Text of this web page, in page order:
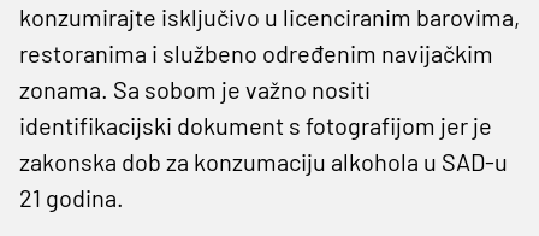
konzumirajte isključivo u licenciranim barovima,
restoranima i službeno određenim navijačkim
zonama. Sa sobom je važno nositi
identifikacijski dokument s fotografijom jer je
zakonska dob za konzumaciju alkohola u SAD-u
21 godina.